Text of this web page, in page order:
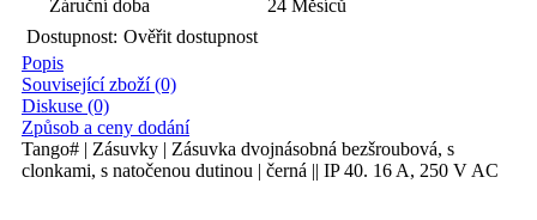
Záruční doba
24 Měsíců
Dostupnost: Ověřit dostupnost
Popis
Související zboží (0)
Diskuse (0)
Způsob a ceny dodání
Tango# | Zásuvky | Zásuvka dvojnásobná bezšroubová, s
clonkami, s natočenou dutinou | černá || IP 40. 16 A, 250 V AC